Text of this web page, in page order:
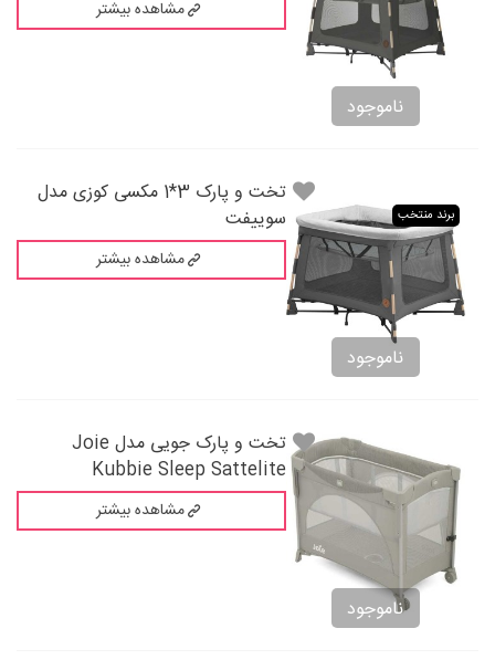
ناموجود
مشاهده بیشتر
برند منتخب
ناموجود
تخت و پارک 3*1 مکسی کوزی مدل
سوییفت
مشاهده بیشتر
ناموجود
تخت و پارک جویی مدل Joie
Kubbie Sleep Sattelite
مشاهده بیشتر